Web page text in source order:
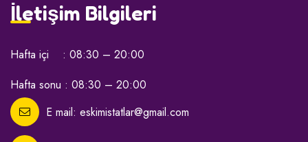
İletişim Bilgileri
Hafta içi : 08:30 – 20:00
Hafta sonu : 08:30 – 20:00
E mail: eskimistatlar@gmail.com